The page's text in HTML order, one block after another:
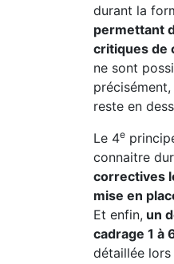
durant la
permettant
critiques de
ne sont
précisément,
reste en
Le 4e
connaitre
correctives
mise en
Et enfin, un
cadrage 1 à
détaillée lors